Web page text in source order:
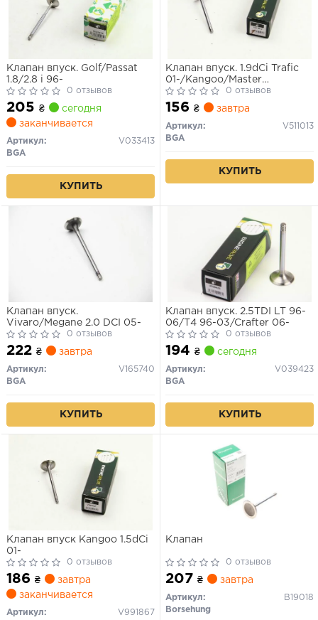
Клапан впуск. Golf/Passat
1.8/2.8 i 96-
0 отзывов
205 ₴
сегодня
заканчивается
Артикул:
V033413
BGA
КУПИТЬ
Клапан впуск. 1.9dCi Trafic
01-/Kangoo/Master
00-/Megane 97-0 отзывов
156 ₴ завтра
Артикул:
V511013
BGA
КУПИТЬ
Клапан впуск.
Vivaro/Megane 2.0 DCI 05-
0 отзывов
222 ₴ завтра
Артикул:
V165740
BGA
КУПИТЬ
Клапан впуск. 2.5TDI LT 96-
06/T4 96-03/Crafter 06-
0 отзывов
194 ₴ сегодня
Артикул:
V039423
BGA
КУПИТЬ
Клапан впуск Kangoo 1.5dCi
01-
0 отзывов
186 ₴
завтра
заканчивается
Артикул:
V991867
Клапан
0 отзывов
207 ₴ завтра
Артикул:
B19018
Borsehung